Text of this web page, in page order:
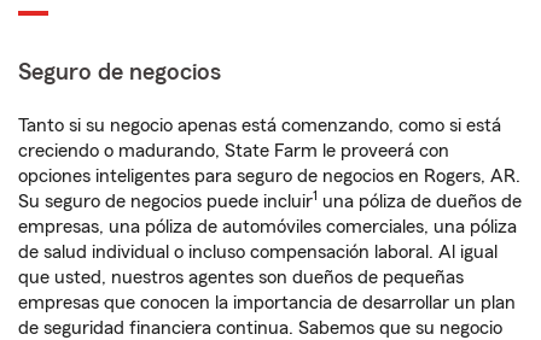
Seguro de negocios
Tanto si su negocio apenas está comenzando, como si está
creciendo o madurando, State Farm le proveerá con
opciones inteligentes para seguro de negocios en Rogers, AR.
Su seguro de negocios puede incluir1 una póliza de dueños de
empresas, una póliza de automóviles comerciales, una póliza
de salud individual o incluso compensación laboral. Al igual
que usted, nuestros agentes son dueños de pequeñas
empresas que conocen la importancia de desarrollar un plan
de seguridad financiera continua. Sabemos que su negocio